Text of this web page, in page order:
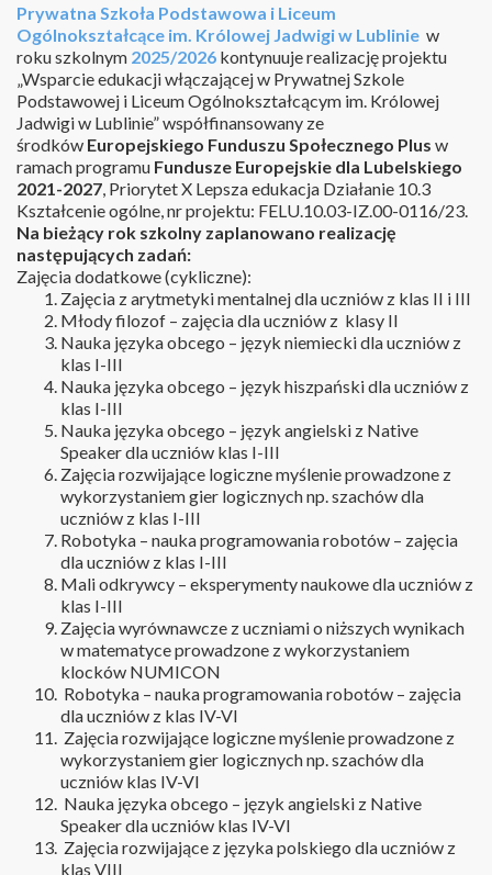
Prywatna Szkoła Podstawowa i Liceum
Ogólnokształcące im. Królowej Jadwigi w Lublinie w
roku szkolnym 2025/2026 kontynuuje realizację projektu
„Wsparcie edukacji włączającej w Prywatnej Szkole
Podstawowej i Liceum Ogólnokształcącym im. Królowej
Jadwigi w Lublinie” współfinansowany ze
środków Europejskiego Funduszu Społecznego Plus w
ramach programu Fundusze Europejskie dla Lubelskiego
2021-2027 , Priorytet X Lepsza edukacja Działanie 10.3
Kształcenie ogólne, nr projektu: FELU.10.03-IZ.00-0116/23.
Na bieżący rok szkolny zaplanowano realizację
następujących zadań:
Zajęcia dodatkowe (cykliczne):
Zajęcia z arytmetyki mentalnej dla uczniów z klas II i III
Młody filozof – zajęcia dla uczniów z klasy II
Nauka języka obcego – język niemiecki dla uczniów z
klas I-III
Nauka języka obcego – język hiszpański dla uczniów z
klas I-III
Nauka języka obcego – język angielski z Native
Speaker dla uczniów klas I-III
Zajęcia rozwijające logiczne myślenie prowadzone z
wykorzystaniem gier logicznych np. szachów dla
uczniów z klas I-III
Robotyka – nauka programowania robotów – zajęcia
dla uczniów z klas I-III
Mali odkrywcy – eksperymenty naukowe dla uczniów z
klas I-III
Zajęcia wyrównawcze z uczniami o niższych wynikach
w matematyce prowadzone z wykorzystaniem
klocków NUMICON
Robotyka – nauka programowania robotów – zajęcia
dla uczniów z klas IV-VI
Zajęcia rozwijające logiczne myślenie prowadzone z
wykorzystaniem gier logicznych np. szachów dla
uczniów klas IV-VI
Nauka języka obcego – język angielski z Native
Speaker dla uczniów klas IV-VI
Zajęcia rozwijające z języka polskiego dla uczniów z
klas VIII